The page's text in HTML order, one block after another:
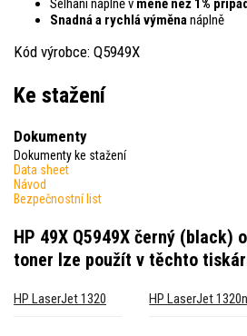
Selhaní náplně v méně než 1%
Snadná a rychlá výměnanáplně
Kód výrobce: Q5949X
Ke stažení
Dokumenty
Dokumenty ke stažení
Data sheet
Návod
Bezpečnostní list
HP 49X Q5949X černý (black)
toner lze použít v těchto
HP LaserJet 1320 HP LaserJet 1320n